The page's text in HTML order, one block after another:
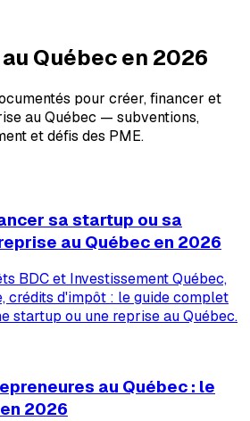
Québec en 2026
pour créer, financer et
au Québec — subventions,
et défis des PME.
sa startup ou sa
au Québec en 2026
BDC et Investissement Québec,
crédits d'impôt : le guide complet
startup ou une reprise au Québec.
au Québec : le
2026